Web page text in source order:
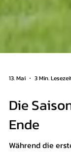
13. Mai 3 Min.
Die